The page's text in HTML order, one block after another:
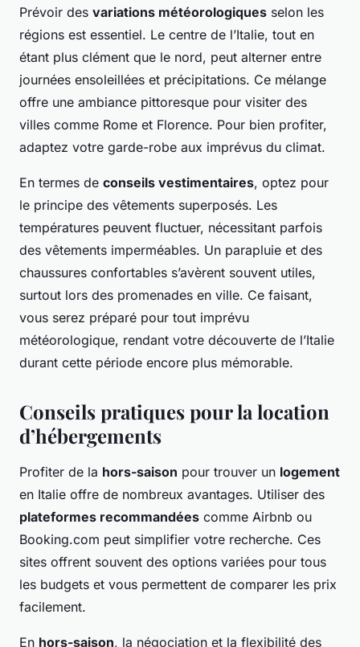
Prévoir des variations météorologiques selon les
régions est essentiel. Le centre de l’Italie, tout en
étant plus clément que le nord, peut alterner entre
journées ensoleillées et précipitations. Ce mélange
offre une ambiance pittoresque pour visiter des
villes comme Rome et Florence. Pour bien profiter,
adaptez votre garde-robe aux imprévus du climat.
En termes de conseils vestimentaires, optez pour
le principe des vêtements superposés. Les
températures peuvent fluctuer, nécessitant parfois
des vêtements imperméables. Un parapluie et des
chaussures confortables s’avèrent souvent utiles,
surtout lors des promenades en ville. Ce faisant,
vous serez préparé pour tout imprévu
météorologique, rendant votre découverte de l’Italie
durant cette période encore plus mémorable.
Conseils pratiques pour la location
d’hébergements
Profiter de la hors-saison pour trouver un logement
en Italie offre de nombreux avantages. Utiliser des
plateformes recommandées comme Airbnb ou
Booking.com peut simplifier votre recherche. Ces
sites offrent souvent des options variées pour tous
les budgets et vous permettent de comparer les prix
facilement.
En hors-saison, la négociation et la flexibilité des